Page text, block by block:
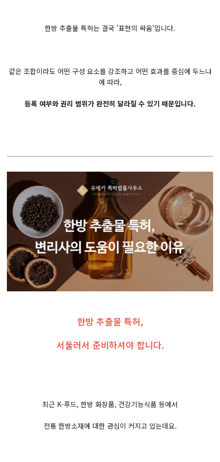
한방 추출물 특허는 결국 '표현의 싸움'입니다.
같은 조합이라도 어떤 구성 요소를 강조하고 어떤 효과를 중심에 두느냐
에 따라,
등록 여부와 권리 범위가 완전히 달라질 수 있기 때문입니다.
한방 추출물 특허,
서둘러서 준비하셔야 합니다.
최근 K-푸드, 한방 화장품, 건강기능식품 등에서
전통 한방소재에 대한 관심이 커지고 있는데요.